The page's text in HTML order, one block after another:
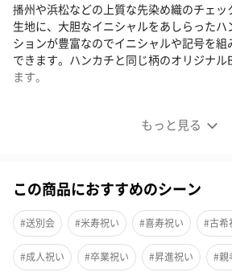
もっと見る
播州や浜松などの上質な先染め織のチェッ
生地に、大胆なイニシャルをあしらった
ションが豊富なのでイニシャルや記号を
できます。ハンカチと同じ柄のオリジナル
ます。
イニシャル コットンシリーズ
この商品におすすめのシーン
#送別会 #米寿祝い #喜寿祝い #古希
#成人祝い #卒業祝い #昇進祝い #親